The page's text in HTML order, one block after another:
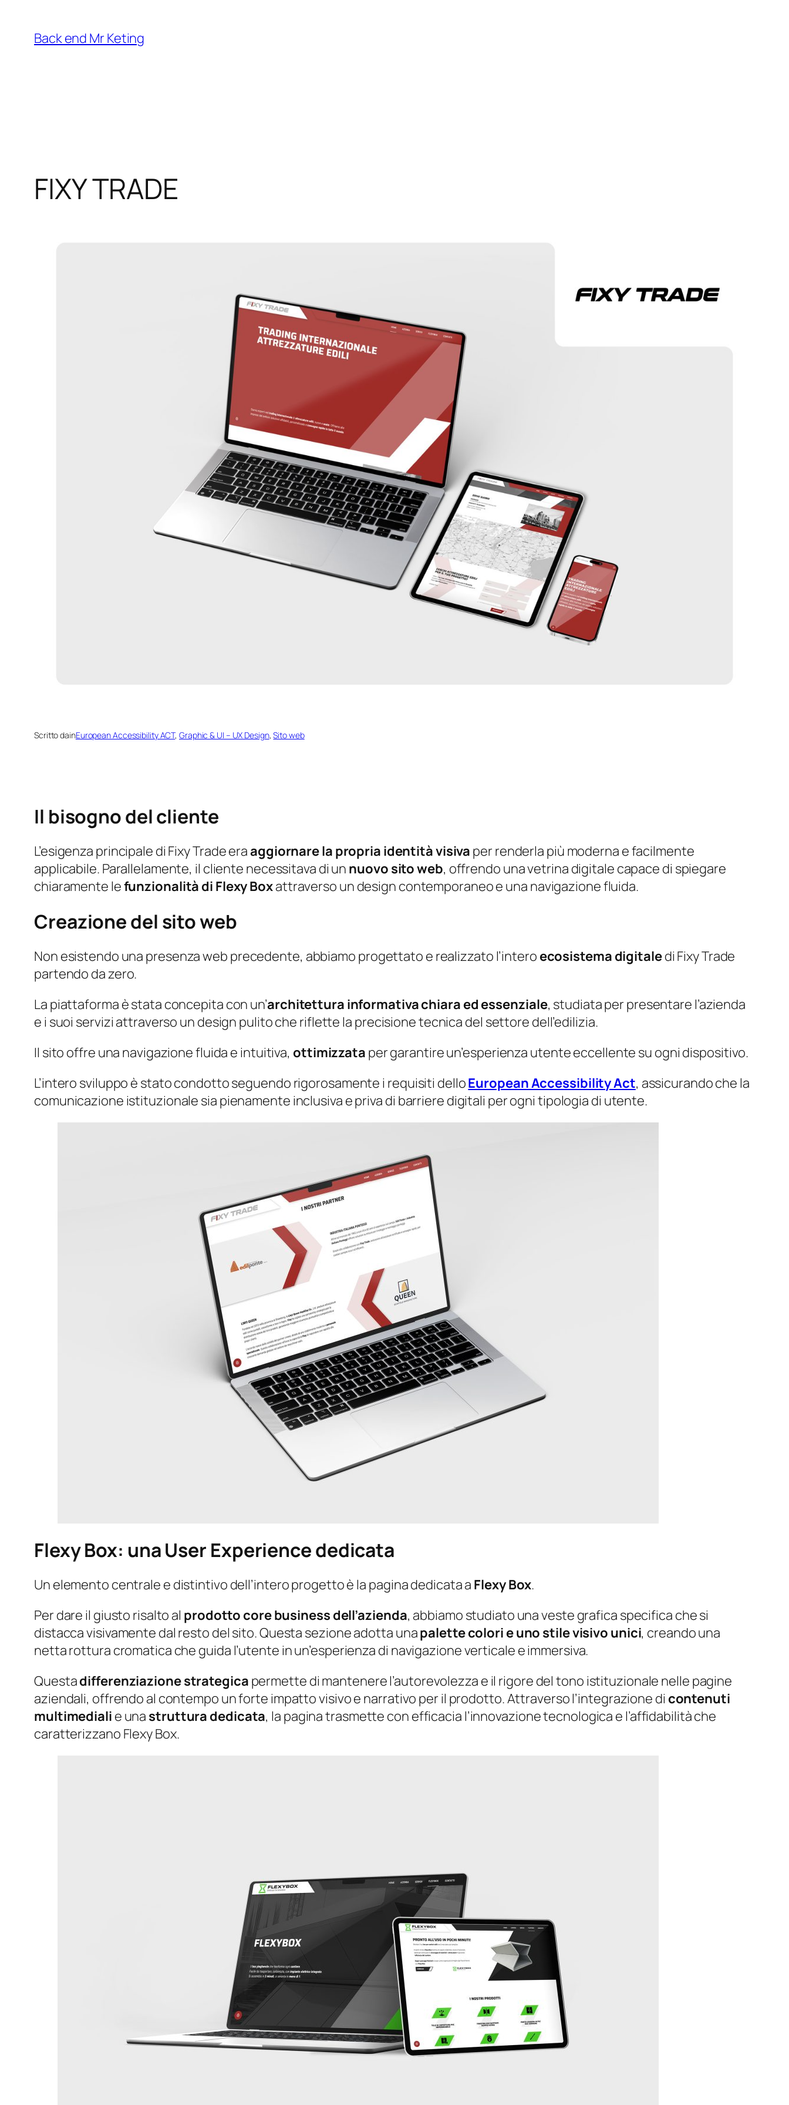
contenuto
Back end Mr Keting
FIXY TRADE
Scritto dainEuropean Accessibility ACT, Graphic & UI – UX Design, Sito web
Il bisogno del cliente
L’esigenza principale di Fixy Trade eraaggiornare la propria identità visiva per renderla più moderna e facilmente
applicabile. Parallelamente, il cliente necessitava di un nuovo sito web, offrendo una vetrina digitale capace di spiegare
chiaramente lefunzionalità di Flexy Boxattraverso un design contemporaneo e una navigazione fluida.
Creazione del sito web
Non esistendo una presenza web precedente, abbiamo progettato e realizzato l’intero ecosistema digitaledi Fixy Trade
partendo da zero.
La piattaforma è stata concepita con un’architettura informativa chiara ed essenziale, studiata per presentare l’azienda
e i suoi servizi attraverso un design pulito che riflette la precisione tecnica del settore dell’edilizia.
Il sito offre una navigazione fluida e intuitiva, ottimizzata per garantire un’esperienza utente eccellente su ogni dispositivo.
L’intero sviluppo è stato condotto seguendo rigorosamente i requisiti delloEuropean Accessibility Act, assicurando che la
comunicazione istituzionale sia pienamente inclusiva e priva di barriere digitali per ogni tipologia di utente.
Flexy Box: una User Experience dedicata
Un elemento centrale e distintivo dell’intero progetto è la pagina dedicata a Flexy Box.
Per dare il giusto risalto al prodotto core business dell’azienda, abbiamo studiato una veste grafica specifica che si
distacca visivamente dal resto del sito. Questa sezione adotta unapalette colori e uno stile visivo unici, creando una
netta rottura cromatica che guida l’utente in un’esperienza di navigazione verticale e immersiva.
Questadifferenziazione strategica permette di mantenere l’autorevolezza e il rigore del tono istituzionale nelle pagine
aziendali, offrendo al contempo un forte impatto visivo e narrativo per il prodotto. Attraverso l’integrazione di contenuti
multimediali e una struttura dedicata, la pagina trasmette con efficacia l’innovazione tecnologica e l’affidabilità che
caratterizzano Flexy Box.